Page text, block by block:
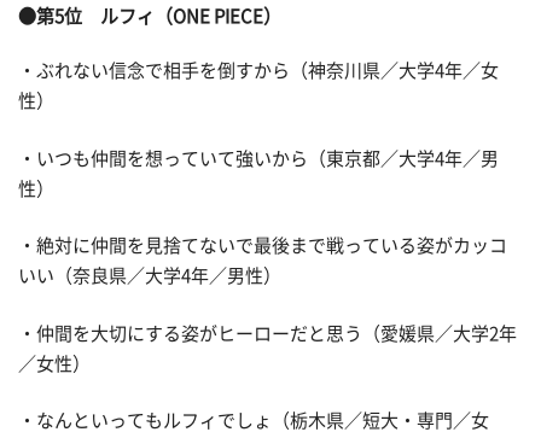
●第5位 ルフィ（ONE PIECE）
・ぶれない信念で相手を倒すから（神奈川県／大学4年／女
性）
・いつも仲間を想っていて強いから（東京都／大学4年／男
性）
・絶対に仲間を見捨てないで最後まで戦っている姿がカッコ
いい（奈良県／大学4年／男性）
・仲間を大切にする姿がヒーローだと思う（愛媛県／大学2年
／女性）
・なんといってもルフィでしょ（栃木県／短大・専門／女